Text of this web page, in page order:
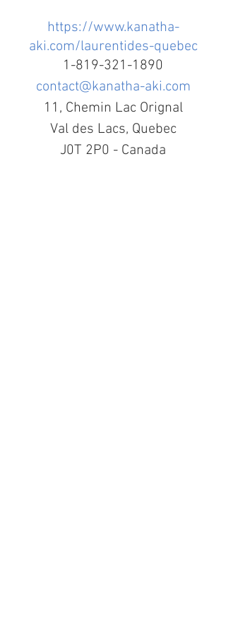
https://www.kanatha-
aki.com/laurentides-quebec
1-819-321-1890
contact@kanatha-aki.com
11, Chemin Lac Orignal
Val des Lacs, Quebec
J0T 2P0 - Canada